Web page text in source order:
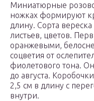
Миниатюрные
ножках формируют
длину. Сорта
листьев, цветов.
оранжевыми,
соцветия от
фиолетового тона.
до августа.
2,5 см в длину с
внутри.